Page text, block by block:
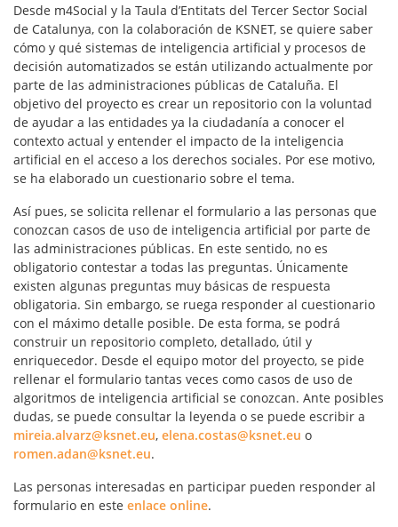
Desde m4Social y la Taula d’Entitats del Tercer Sector Social
de Catalunya, con la colaboración de KSNET, se quiere saber
cómo y qué sistemas de inteligencia artificial y procesos de
decisión automatizados se están utilizando actualmente por
parte de las administraciones públicas de Cataluña. El
objetivo del proyecto es crear un repositorio con la voluntad
de ayudar a las entidades ya la ciudadanía a conocer el
contexto actual y entender el impacto de la inteligencia
artificial en el acceso a los derechos sociales. Por ese motivo,
se ha elaborado un cuestionario sobre el tema.
Así pues, se solicita rellenar el formulario a las personas que
conozcan casos de uso de inteligencia artificial por parte de
las administraciones públicas. En este sentido, no es
obligatorio contestar a todas las preguntas. Únicamente
existen algunas preguntas muy básicas de respuesta
obligatoria. Sin embargo, se ruega responder al cuestionario
con el máximo detalle posible. De esta forma, se podrá
construir un repositorio completo, detallado, útil y
enriquecedor. Desde el equipo motor del proyecto, se pide
rellenar el formulario tantas veces como casos de uso de
algoritmos de inteligencia artificial se conozcan. Ante posibles
dudas, se puede consultar la leyenda o se puede escribir a
mireia.alvarz@ksnet.eu, elena.costas@ksnet.eu o
romen.adan@ksnet.eu.
Las personas interesadas en participar pueden responder al
formulario en este enlace online.